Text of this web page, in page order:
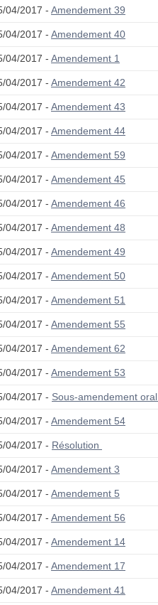
04/2017 - Amendement 39
04/2017 - Amendement 40
04/2017 - Amendement 1
04/2017 - Amendement 42
04/2017 - Amendement 43
04/2017 - Amendement 44
04/2017 - Amendement 59
04/2017 - Amendement 45
04/2017 - Amendement 46
04/2017 - Amendement 48
04/2017 - Amendement 49
04/2017 - Amendement 50
04/2017 - Amendement 51
04/2017 - Amendement 55
04/2017 - Amendement 62
04/2017 - Amendement 53
04/2017 - Sous-amendement oral
04/2017 - Amendement 54
04/2017 - Résolution
04/2017 - Amendement 3
04/2017 - Amendement 5
04/2017 - Amendement 56
04/2017 - Amendement 14
04/2017 - Amendement 17
04/2017 - Amendement 41